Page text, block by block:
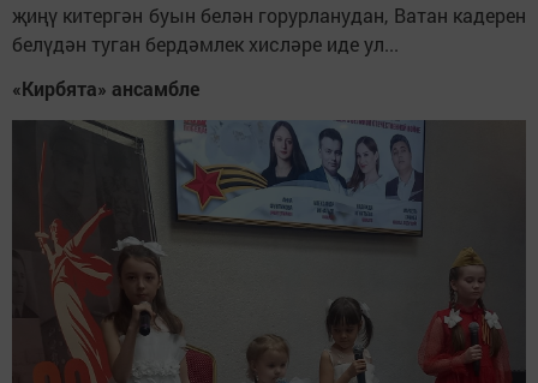
җиңү китергән буын белән горурланудан, Ватан кадерен
белүдән туган бердәмлек хисләре иде ул...
«Кирбята» ансамбле